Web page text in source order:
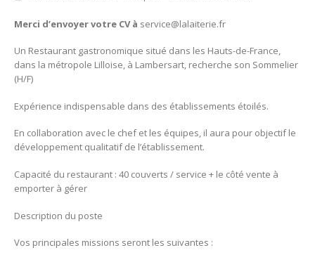
Merci d’envoyer votre CV à service@lalaiterie.fr
Un Restaurant gastronomique situé dans les Hauts-de-France,
dans la métropole Lilloise, à Lambersart, recherche son Sommelier
(H/F)
Expérience indispensable dans des établissements étoilés.
En collaboration avec le chef et les équipes, il aura pour objectif le
développement qualitatif de l’établissement.
Capacité du restaurant : 40 couverts / service + le côté vente à
emporter à gérer
Description du poste
Vos principales missions seront les suivantes :